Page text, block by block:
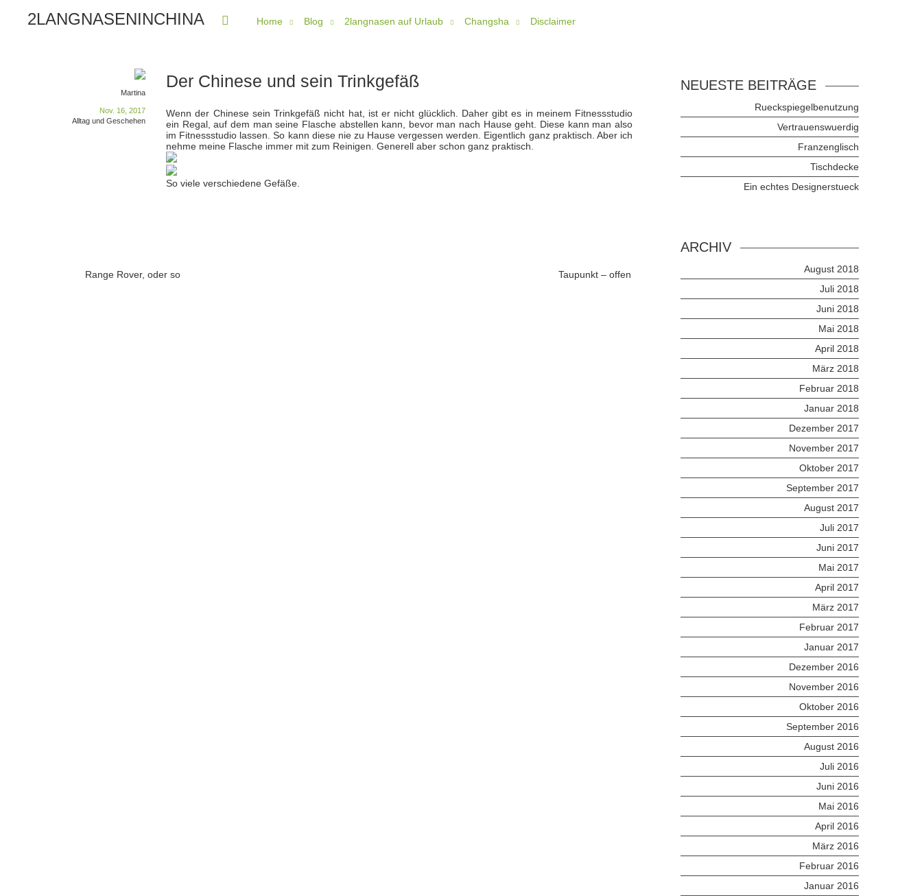
2LANGNASENINCHINA Home Blog 2langnasen auf Urlaub Changsha Disclaimer
Der Chinese und sein Trinkgefäß
Martina
Nov. 16, 2017
Alltag und Geschehen
Wenn der Chinese sein Trinkgefäß nicht hat, ist er nicht glücklich. Daher gibt es in meinem Fitnessstudio
ein Regal, auf dem man seine Flasche abstellen kann, bevor man nach Hause geht. Diese kann man also
im Fitnessstudio lassen. So kann diese nie zu Hause vergessen werden. Eigentlich ganz praktisch. Aber ich
nehme meine Flasche immer mit zum Reinigen. Generell aber schon ganz praktisch.
So viele verschiedene Gefäße.
Range Rover, oder so Taupunkt – offen
NEUESTE BEITRÄGE
Rueckspiegelbenutzung
Vertrauenswuerdig
Franzenglisch
Tischdecke
Ein echtes Designerstueck
ARCHIV
August 2018
Juli 2018
Juni 2018
Mai 2018
April 2018
März 2018
Februar 2018
Januar 2018
Dezember 2017
November 2017
Oktober 2017
September 2017
August 2017
Juli 2017
Juni 2017
Mai 2017
April 2017
März 2017
Februar 2017
Januar 2017
Dezember 2016
November 2016
Oktober 2016
September 2016
August 2016
Juli 2016
Juni 2016
Mai 2016
April 2016
März 2016
Februar 2016
Januar 2016